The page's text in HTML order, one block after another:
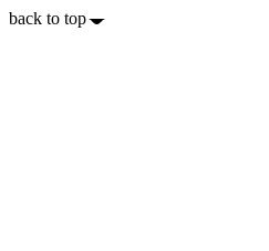
back to top